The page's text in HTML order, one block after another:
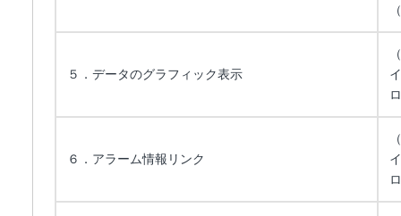
５．データのグラフィック表示
６．アラーム情報リンク